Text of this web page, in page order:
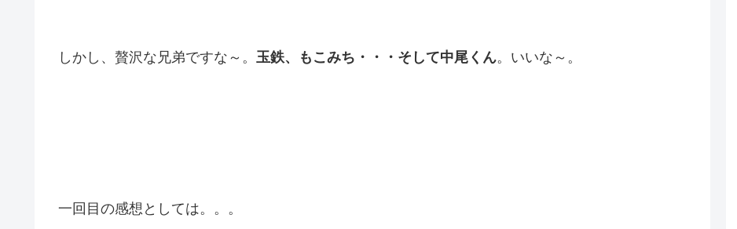
しかし、贅沢な兄弟ですな～。 玉鉄、もこみち・・・そして中尾くん。いいな～。
一回目の感想としては。。。